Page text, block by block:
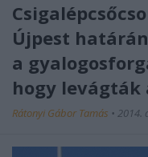
Újpest
a
hogy
Rátonyi Gábor Tamás • 2014.